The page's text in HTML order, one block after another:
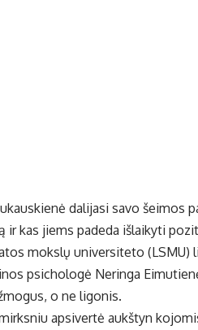
dalijasi savo šeimos
ir kas jiems padeda išlaikyti
mokslų universiteto
psichologė Neringa
o ne ligonis.
apsivertė aukštyn